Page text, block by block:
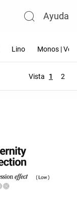
Ayuda
Lino Monos |
Vista 1 2